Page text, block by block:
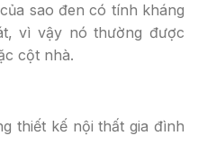
sao đen có tính kháng
vì vậy nó thường được
cột nhà.
thiết kế nội thất gia đình